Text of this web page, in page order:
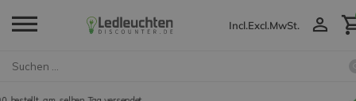
Incl.Excl.MwSt.